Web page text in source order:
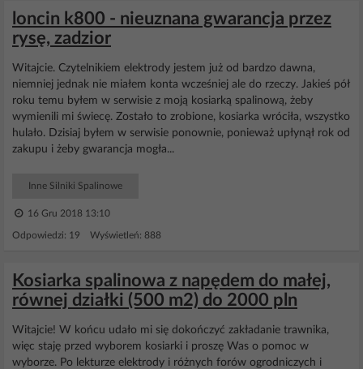
loncin k800 - nieuznana gwarancja przez
rysę, zadzior
Witajcie. Czytelnikiem elektrody jestem już od bardzo dawna,
niemniej jednak nie miałem konta wcześniej ale do rzeczy. Jakieś pół
roku temu byłem w serwisie z moją kosiarką spalinową, żeby
wymienili mi świecę. Zostało to zrobione, kosiarka wróciła, wszystko
hulało. Dzisiaj byłem w serwisie ponownie, ponieważ upłynął rok od
zakupu i żeby gwarancja mogła...
Inne Silniki Spalinowe
16 Gru 2018 13:10
Odpowiedzi: 19 Wyświetleń: 888
Kosiarka spalinowa z napędem do małej,
równej działki (500 m2) do 2000 pln
Witajcie! W końcu udało mi się dokończyć zakładanie trawnika,
więc staję przed wyborem kosiarki i proszę Was o pomoc w
wyborze. Po lekturze elektrody i różnych forów ogrodniczych i